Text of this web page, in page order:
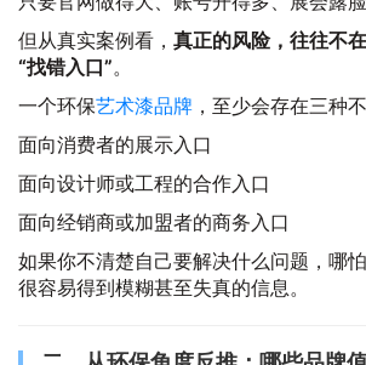
但从真实案例看， 真正的风险，往往不
“找错入口”。
一个环保艺术漆品牌 ，至少会存在三种
面向消费者的展示入口
面向设计师或工程的合作入口
面向经销商或加盟者的商务入口
如果你不清楚自己要解决什么问题，哪
很容易得到模糊甚至失真的信息。